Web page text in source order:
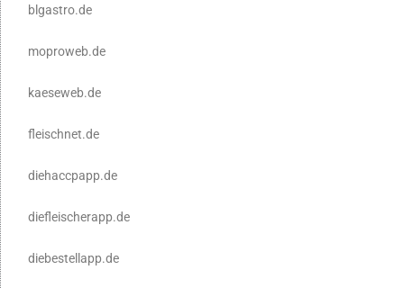
blgastro.de
moproweb.de
kaeseweb.de
fleischnet.de
diehaccpapp.de
diefleischerapp.de
diebestellapp.de